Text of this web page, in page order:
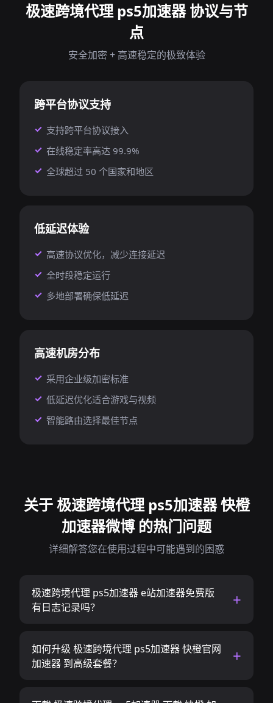
极速跨境代理 ps5加速器 协议与节
点
安全加密 + 高速稳定的极致体验
跨平台协议支持
支持跨平台协议接入
在线稳定率高达 99.9%
全球超过 50 个国家和地区
低延迟体验
高速协议优化，减少连接延迟
全时段稳定运行
多地部署确保低延迟
高速机房分布
采用企业级加密标准
低延迟优化适合游戏与视频
智能路由选择最佳节点
关于 极速跨境代理 ps5加速器 快橙
加速器微博 的热门问题
详细解答您在使用过程中可能遇到的困惑
极速跨境代理 ps5加速器 e站加速器免费版
有日志记录吗？
如何升级 极速跨境代理 ps5加速器 快橙官网
加速器 到高级套餐？